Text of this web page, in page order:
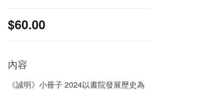
$60.00
內容
《誠明》小冊子 2024以書院發展歷史為